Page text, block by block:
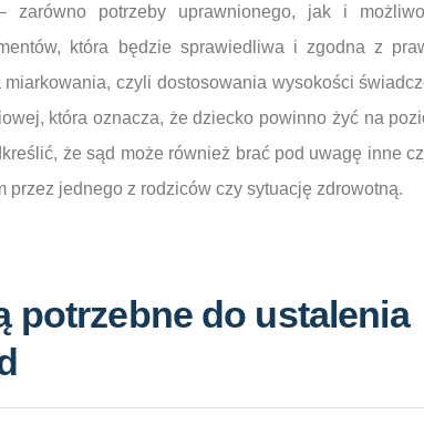
potrzeby uprawnionego, jak i
która będzie sprawiedliwa i zgodna z
czyli dostosowania wysokości
która oznacza, że dziecko powinno żyć na
że sąd może również brać pod uwagę inne
jednego z rodziców czy sytuację zdrowotną.
potrzebne do ustalenia